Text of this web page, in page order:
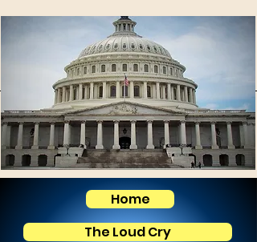
Home
The Loud Cry